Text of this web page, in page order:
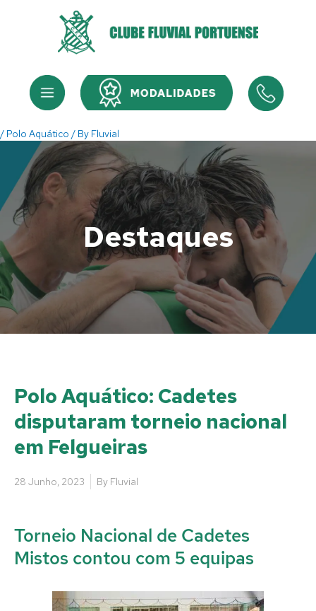
Menu Menu
/ Polo Aquático / By Fluvial
Destaques
Polo Aquático: Cadetes
disputaram torneio nacional
em Felgueiras
28 Junho, 2023 By Fluvial
Torneio Nacional de Cadetes
Mistos contou com 5 equipas